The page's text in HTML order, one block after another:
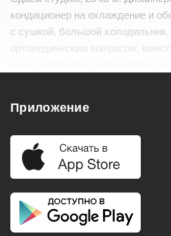
кондиционер на охлаждение и
с сушкой, большой
ортопедическим матрасом,
Удобства
Балкон
Телевизор
Приложение